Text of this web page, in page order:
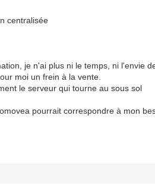
centralisée
je n'ai plus ni le temps, ni l'envie
moi un frein à la vente.
le serveur qui tourne au sous sol
pourrait correspondre à mon